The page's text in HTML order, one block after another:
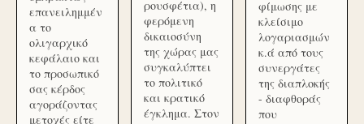
επανειλημμέν
α το
ολιγαρχικό
κεφάλαιο και
το προσωπικό
σας κέρδος
αγοράζοντας
μετοχές είτε
ρουσφέτια), η
φερόμενη
δικαιοσύνη
της χώρας μας
συγκαλύπτει
το πολιτικό
και κρατικό
έγκλημα. Στον
φίμωσης με
κλείσιμο
λογαριασμών
κ.ά από τους
συνεργάτες
της διαπλοκής
- διαφθοράς
που